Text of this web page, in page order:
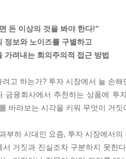
돈 이상의 것을 봐야 한다!”
정보와 노이즈를 구별하고
가려내는 회의주의적 접근 방법
려고 하는가? 투자 시장에서 늘 손
금융회사에서 추천하는 상품에 투
바라보는 시각을 키워 무엇이 거
부하 시대인 요즘, 투자 시장에서
서 거짓과 진실조차 구분하지 못한